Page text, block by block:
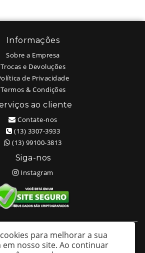
Informações
Sobre a Empresa
Trocas e Devoluções
de Privacidade
Termos & Condições
ao cliente
Contate-nos
(13) 3307-3933
(13) 99100-3813
Siga-nos
Instagram
(Wellington Ricardo Kudlinski EPP) - CNPJ:
09.635.966/0001-70
para melhorar a sua
em nosso site. Ao continuar